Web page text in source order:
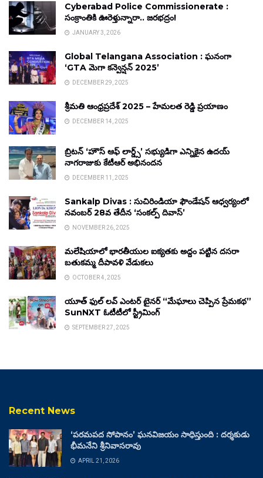
Cyberabad Police Commissionerate :
సంక్రాంతికి ఊరెళ్తున్నారా.. జరభద్రం!
JANUARY 3, 2026
Global Telangana Association : ఘనంగా
‘GTA మెగా కన్వెన్షన్ 2025’
DECEMBER 29, 2025
శ్రీమతి ఆంధ్రప్రదేశ్ 2025 – హేమలత రెడ్డి ప్రయాణం
DECEMBER 14, 2025
బ్రిటన్ ‘హౌస్ ఆఫ్ లార్డ్స్’ సభ్యుడిగా ఎన్నికైన ఉదయ్
నాగరాజుకు కేటీఆర్ అభినందన
DECEMBER 11, 2025
Sankalp Divas : సుచిరిండియా ఫౌండేషన్ ఆధ్వర్యంలో
నవంబర్ 28వ తేదీన ‘సంకల్ప్ దివాస్’
NOVEMBER 26, 2025
మలేషియాలో భారతీయుల ఐక్యతకు అద్దం పట్టిన దసరా
బతుకమ్మ దీపావళి వేడుకలు
OCTOBER 4, 2025
యూత్ ఫుల్ లవ్ ఎంటర్ టైనర్ “మేఘాలు చెప్పిన ప్రేమకథ”
SunNXT ఓటీటీలో స్ట్రీమింగ్
SEPTEMBER 27, 2025
Recent News
‘పరమపద సోపానం’ ఘనవిజయం సాధిస్తుంది : దర్శకుడు
భీమనేని శ్రీనివాసరావు
APRIL 21, 2026